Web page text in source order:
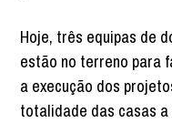
Hoje, três equipas de
estão no terreno para
a execução dos
totalidade das casas